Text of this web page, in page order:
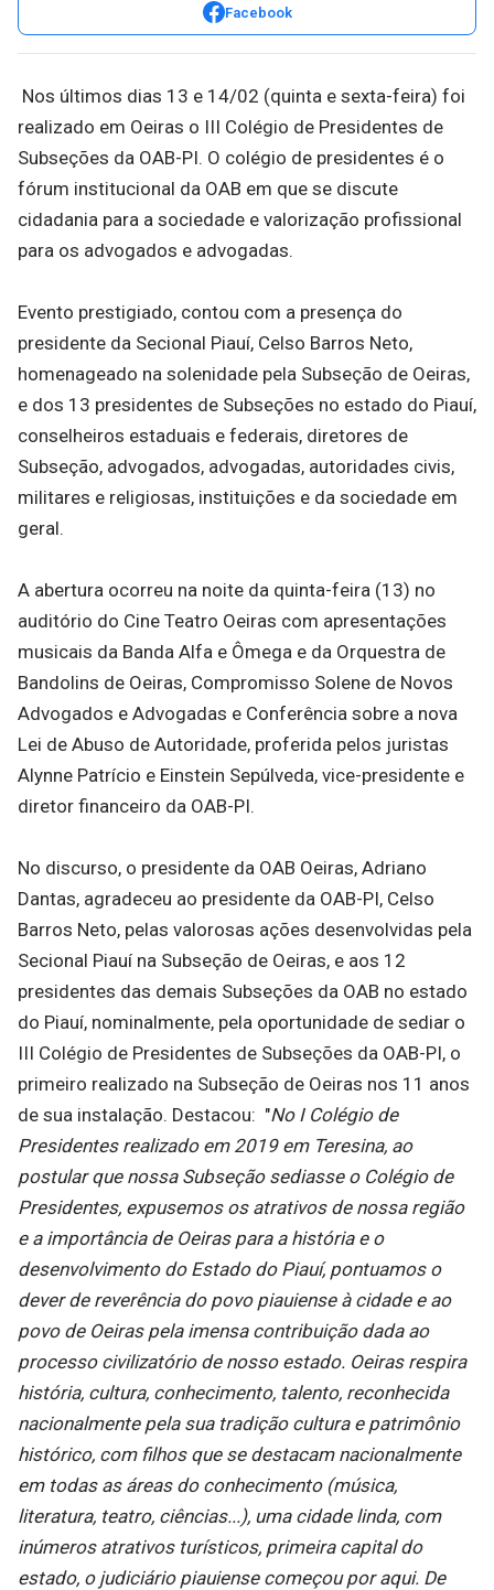
Facebook
Nos últimos dias 13 e 14/02 (quinta e sexta-feira) foi
realizado em Oeiras o III Colégio de Presidentes de
Subseções da OAB-PI. O colégio de presidentes é o
fórum institucional da OAB em que se discute
cidadania para a sociedade e valorização profissional
para os advogados e advogadas.
Evento prestigiado, contou com a presença do
presidente da Secional Piauí, Celso Barros Neto,
homenageado na solenidade pela Subseção de Oeiras,
e dos 13 presidentes de Subseções no estado do Piauí,
conselheiros estaduais e federais, diretores de
Subseção, advogados, advogadas, autoridades civis,
militares e religiosas, instituições e da sociedade em
geral.
A abertura ocorreu na noite da quinta-feira (13) no
auditório do Cine Teatro Oeiras com apresentações
musicais da Banda Alfa e Ômega e da Orquestra de
Bandolins de Oeiras, Compromisso Solene de Novos
Advogados e Advogadas e Conferência sobre a nova
Lei de Abuso de Autoridade, proferida pelos juristas
Alynne Patrício e Einstein Sepúlveda, vice-presidente e
diretor financeiro da OAB-PI.
No discurso, o presidente da OAB Oeiras, Adriano
Dantas, agradeceu ao presidente da OAB-PI, Celso
Barros Neto, pelas valorosas ações desenvolvidas pela
Secional Piauí na Subseção de Oeiras, e aos 12
presidentes das demais Subseções da OAB no estado
do Piauí, nominalmente, pela oportunidade de sediar o
III Colégio de Presidentes de Subseções da OAB-PI, o
primeiro realizado na Subseção de Oeiras nos 11 anos
de sua instalação. Destacou: "No I Colégio de
Presidentes realizado em 2019 em Teresina, ao
postular que nossa Subseção sediasse o Colégio de
Presidentes, expusemos os atrativos de nossa região
e a importância de Oeiras para a história e o
desenvolvimento do Estado do Piauí, pontuamos o
dever de reverência do povo piauiense à cidade e ao
povo de Oeiras pela imensa contribuição dada ao
processo civilizatório de nosso estado. Oeiras respira
história, cultura, conhecimento, talento, reconhecida
nacionalmente pela sua tradição cultura e patrimônio
histórico, com filhos que se destacam nacionalmente
em todas as áreas do conhecimento (música,
literatura, teatro, ciências...), uma cidade linda, com
inúmeros atrativos turísticos, primeira capital do
estado, o judiciário piauiense começou por aqui. De